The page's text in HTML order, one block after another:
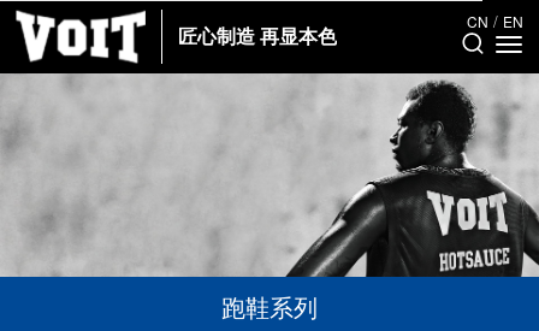
匠心制造 再显本色
CN / EN
跑鞋系列